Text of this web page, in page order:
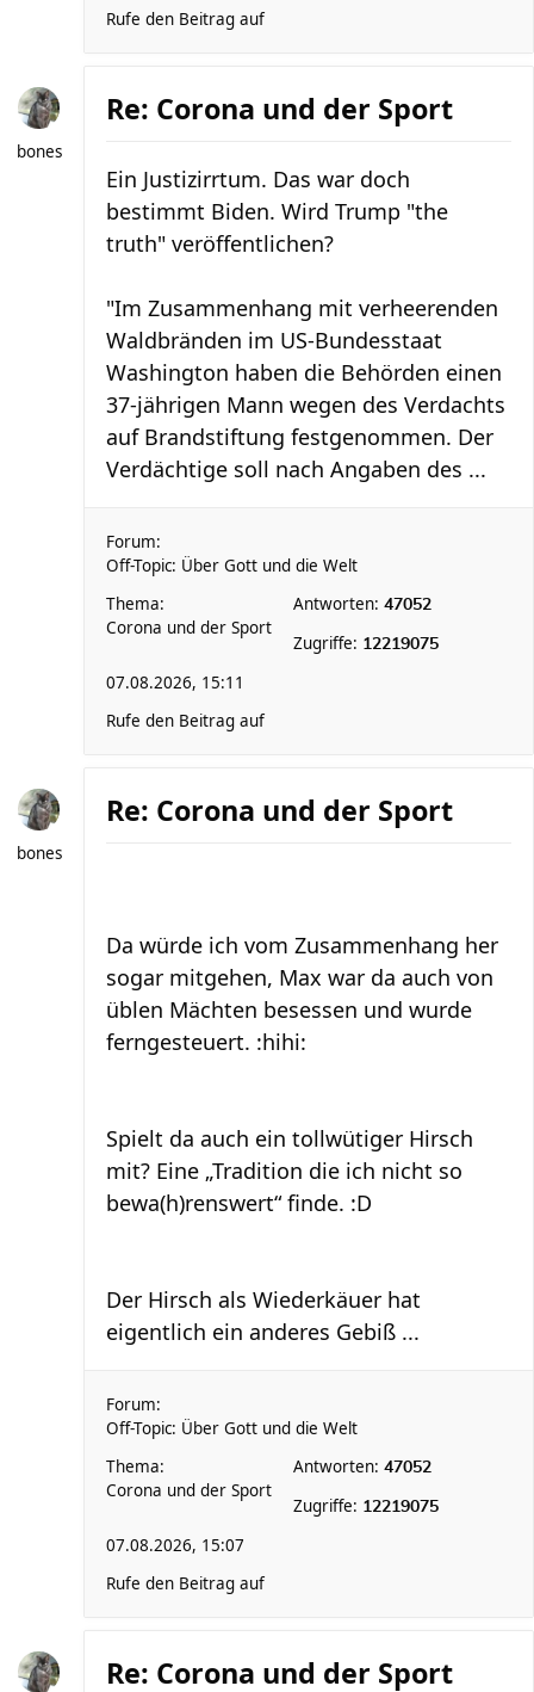
Rufe den Beitrag auf
bones
Re: Corona und der Sport
Ein Justizirrtum. Das war doch
bestimmt Biden. Wird Trump "the
truth" veröffentlichen?
"Im Zusammenhang mit verheerenden
Waldbränden im US-Bundesstaat
Washington haben die Behörden einen
37-jährigen Mann wegen des Verdachts
auf Brandstiftung festgenommen. Der
Verdächtige soll nach Angaben des ...
Forum:
Off-Topic: Über Gott und die Welt
Thema:
Corona und der Sport
Antworten: 47052
Zugriffe: 12219075
07.08.2026, 15:11
Rufe den Beitrag auf
bones
Re: Corona und der Sport
Da würde ich vom Zusammenhang her
sogar mitgehen, Max war da auch von
üblen Mächten besessen und wurde
ferngesteuert. :hihi:
Spielt da auch ein tollwütiger Hirsch
mit? Eine „Tradition die ich nicht so
bewa(h)renswert“ finde. :D
Der Hirsch als Wiederkäuer hat
eigentlich ein anderes Gebiß ...
Forum:
Off-Topic: Über Gott und die Welt
Thema:
Corona und der Sport
Antworten: 47052
Zugriffe: 12219075
07.08.2026, 15:07
Rufe den Beitrag auf
Re: Corona und der Sport